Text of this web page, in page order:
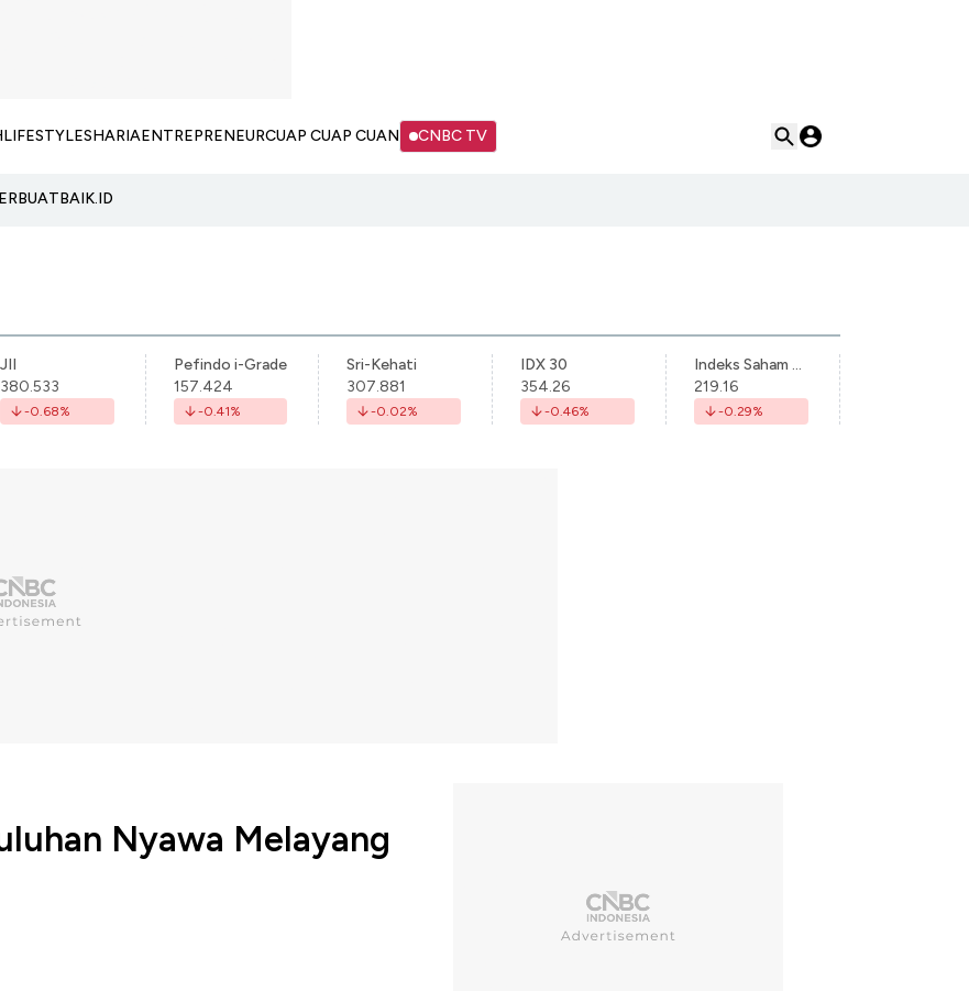
LIFESTYLESHARIAENTREPRENEURCUAP CUAP CUAN CNBC TV
JII
380.533
-0.68%
Pefindo i-Grade
157.424
-0.41%
Sri-Kehati
307.881
-0.02%
IDX 30
354.26
-0.46%
Indeks Saham Syariah Indonesia
219.16
-0.29%
Nyawa Melayang